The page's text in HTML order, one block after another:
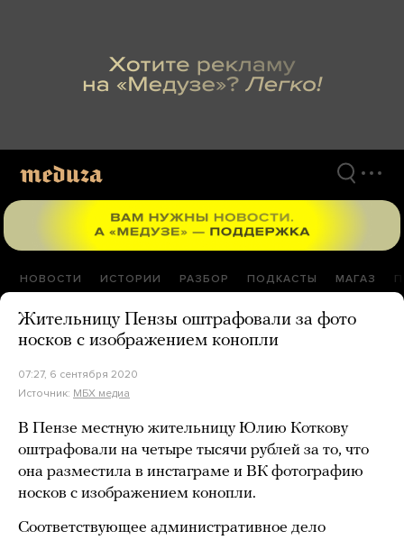
НОВОСТИ ИСТОРИИ РАЗБОР ПОДКАСТЫ МАГАЗ
Жительницу Пензы оштрафовали за фото
носков с изображением конопли
07:27, 6 сентября 2020
Источник: МБХ медиа
В Пензе местную жительницу Юлию Коткову
оштрафовали на четыре тысячи рублей за то, что
она разместила в инстаграме и ВК фотографию
носков с изображением конопли.
Соответствующее административное дело